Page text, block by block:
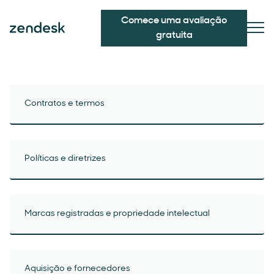
Comece uma avaliação
gratuita
Contratos e termos
Políticas e diretrizes
Marcas registradas e propriedade intelectual
Aquisição e fornecedores